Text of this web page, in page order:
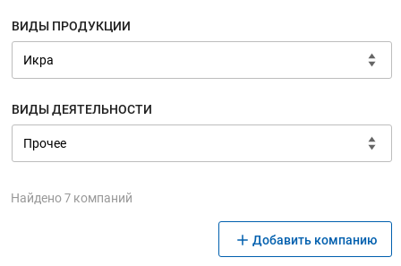
ВИДЫ ПРОДУКЦИИ
ВИДЫ ДЕЯТЕЛЬНОСТИ
Найдено 7 компаний
Добавить компанию